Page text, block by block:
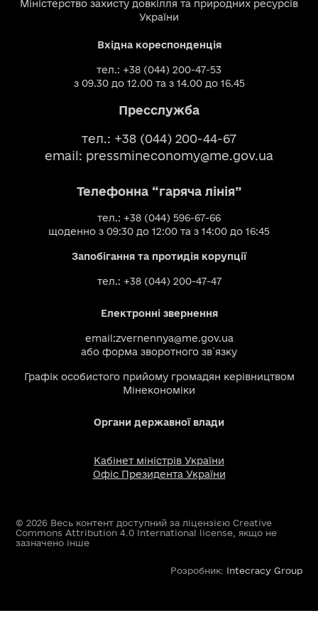
Міністерство захисту довкілля та природних ресурсів
України
Вхідна кореспонденція
тел.: +38 (044) 200-47-53
з 09.30 до 12.00 та з 14.00 до 16.45
Пресслужба
тел.: +38 (044) 200-44-67
email: pressmineconomy@me.gov.ua
Телефонна “гаряча лінія”
тел.: +38 (044) 596-67-66
щоденно з 09:30 до 12:00 та з 14:00 до 16:45
Запобігання та протидія корупції
тел.: +38 (044) 200-47-47
Електронні звернення
email:zvernennya@me.gov.ua
або форма зворотного зв`язку
Графік особистого прийому громадян керівництвом
Мінекономіки
Органи державної влади
Кабінет міністрів України
Офіс Президента України
© 2026 Весь контент доступний за ліцензією Creative
Commons Attribution 4.0 International license, якщо не
зазначено інше
Розробник: Intecracy Group